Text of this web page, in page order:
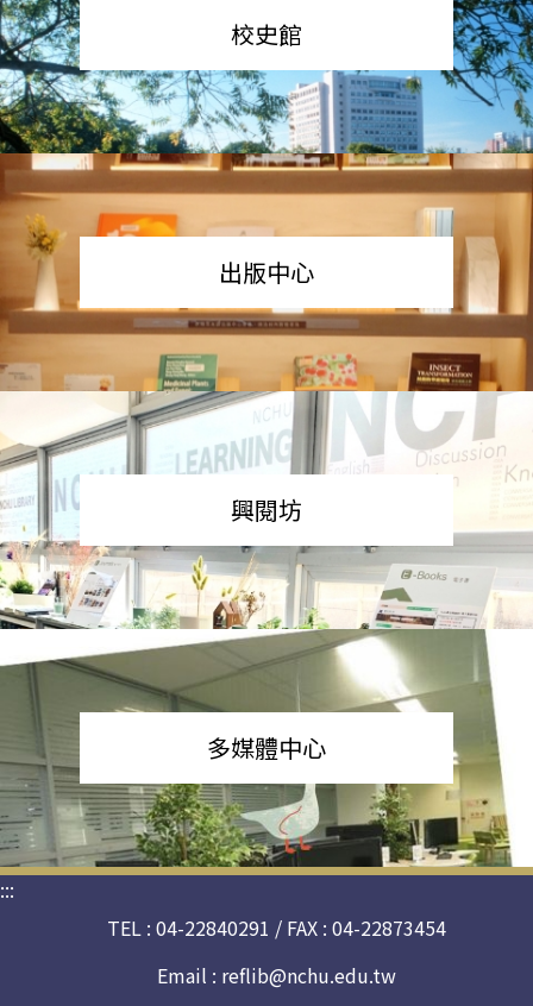
校史館
出版中心
興閱坊
多媒體中心
:::
TEL : 04-22840291 / FAX : 04-22873454
Email : reflib@nchu.edu.tw